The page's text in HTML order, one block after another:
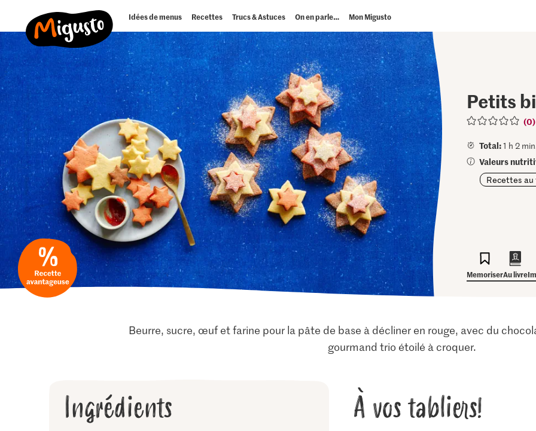
Idées de menus Recettes Trucs & Astuces On en parle… Mon Migusto
Petits
(0)
Total:1 h 2
Valeurs
Recettes au
MemoriserAu livre
Beurre, sucre, œuf et farine pour la pâte de base à décliner en rouge, avec du
gourmand trio étoilé à croquer.
Ingrédients À vos tabliers!